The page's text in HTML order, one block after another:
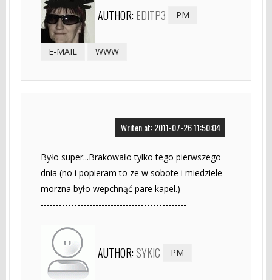
AUTHOR: EDITP3 PM
E-MAIL WWW
Writen at: 2011-07-26 11:50:04
Było super...Brakowało tylko tego pierwszego
dnia (no i popieram to ze w sobote i miedziele
morzna było wepchnąć pare kapel.)
------------------------------------------------
AUTHOR:SYKIC PM